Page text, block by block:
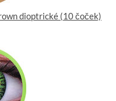
dioptrické (10 čoček)